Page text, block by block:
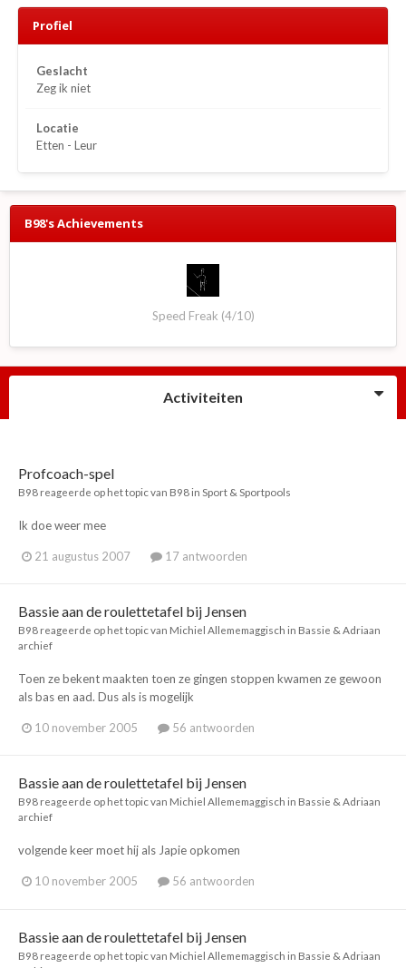
Profiel
Geslacht
Zeg ik niet
Locatie
Etten - Leur
B98's Achievements
Speed Freak (4/10)
Activiteiten
Profcoach-spel
B98 reageerde op het topic van B98 in Sport & Sportpools
Ik doe weer mee
21 augustus 2007 17 antwoorden
Bassie aan de roulettetafel bij Jensen
B98 reageerde op het topic van Michiel Allememaggisch in Bassie & Adriaan
archief
Toen ze bekent maakten toen ze gingen stoppen kwamen ze gewoon
als bas en aad. Dus als is mogelijk
10 november 2005 56 antwoorden
Bassie aan de roulettetafel bij Jensen
B98 reageerde op het topic van Michiel Allememaggisch in Bassie & Adriaan
archief
volgende keer moet hij als Japie opkomen
10 november 2005 56 antwoorden
Bassie aan de roulettetafel bij Jensen
B98 reageerde op het topic van Michiel Allememaggisch in Bassie & Adriaan